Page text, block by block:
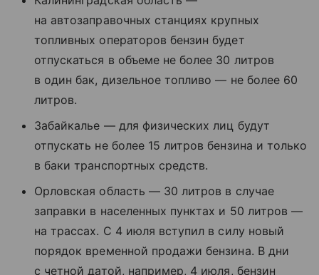
на автозаправочных станциях крупных
топливных операторов бензин будет
отпускаться в объеме не более 30 литров
в один бак, дизельное топливо — не более 60
литров.
Забайкалье — для физических лиц будут
отпускать не более 15 литров бензина и только
в баки транспортных средств.
Орловская область — 30 литров в случае
заправки в населенных пунктах и 50 литров —
на трассах. С 4 июля вступил в силу новый
порядок временной продажи бензина. В дни
с четной датой, например, 4 июля, бензин